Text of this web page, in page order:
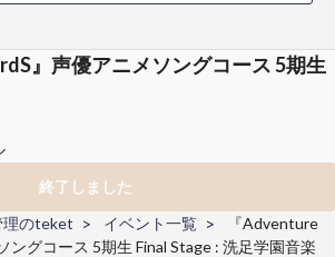
』声優アニメソングコース 5期生
終了しました
理のteket
イベント一覧
『Adventure
ングコース 5期生 Final Stage : 洗足学園音楽